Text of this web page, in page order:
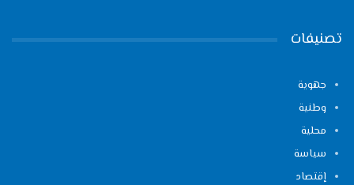
تصنيفات
جهوية
وطنية
محلية
سياسة
إقتصاد